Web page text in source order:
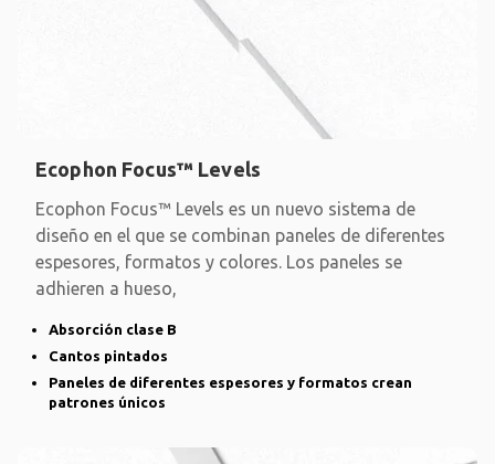
Ecophon Focus™ Levels
Ecophon Focus™ Levels es un nuevo sistema de
diseño en el que se combinan paneles de diferentes
espesores, formatos y colores. Los paneles se
adhieren a hueso,
Absorción clase B
Cantos pintados
Paneles de diferentes espesores y formatos crean
patrones únicos